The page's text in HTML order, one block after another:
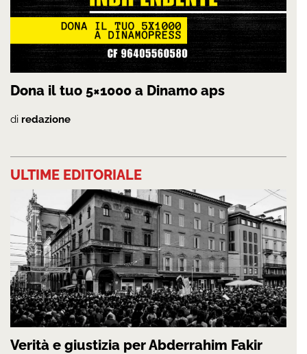
Dona il tuo 5×1000 a Dinamo aps
di redazione
ULTIME EDITORIALE
Verità e giustizia per Abderrahim Fakir